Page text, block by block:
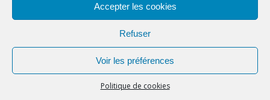
Accepter les cookies
Refuser
Voir les préférences
Politique de cookies
Recevez gratuitement Comment être un
(c) Carnets Nordiques - 2023